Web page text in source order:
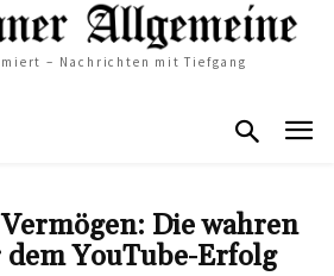
– Nachrichten mit Tiefgang
Die wahren
YouTube-Erfolg